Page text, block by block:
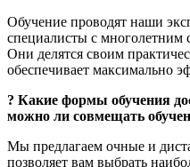
Обучение проводят наши
специалисты с многолетним
Они делятся своим
обеспечивает максимально
? Какие формы обучения
можно ли совмещать
Мы предлагаем очные и
позволяет вам выбрать